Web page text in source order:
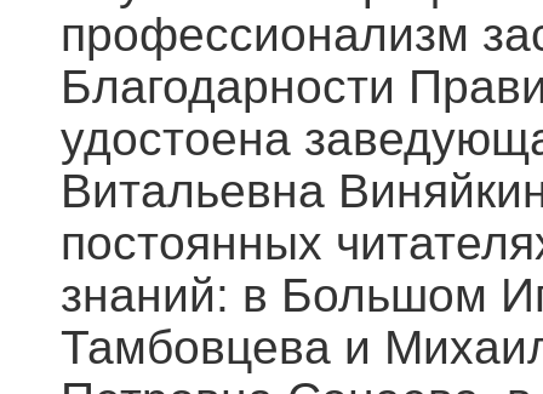
профессионализм
Благодарности
удостоена
Витальевна
постоянных
знаний: в Большом
Тамбовцева и